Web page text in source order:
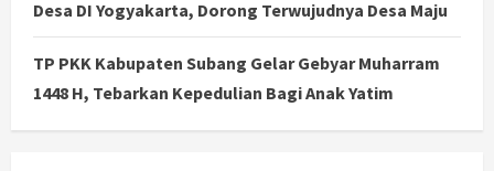
Desa DI Yogyakarta, Dorong Terwujudnya Desa Maju
TP PKK Kabupaten Subang Gelar Gebyar Muharram
1448 H, Tebarkan Kepedulian Bagi Anak Yatim